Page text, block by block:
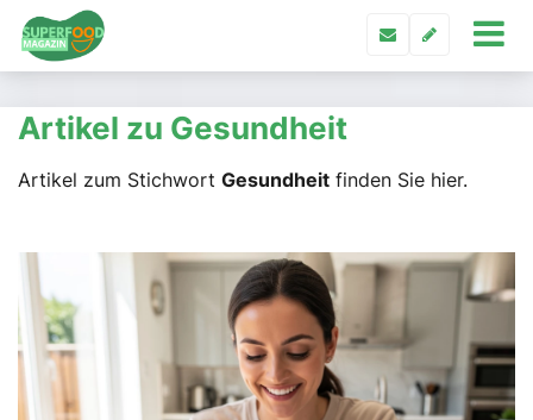
Artikel zu Gesundheit
Artikel zum Stichwort Gesundheit finden Sie hier.